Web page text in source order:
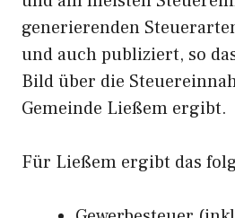
generierenden
und auch publiziert, so
Bild über die
Gemeinde Ließem ergibt.
Für Ließem ergibt das